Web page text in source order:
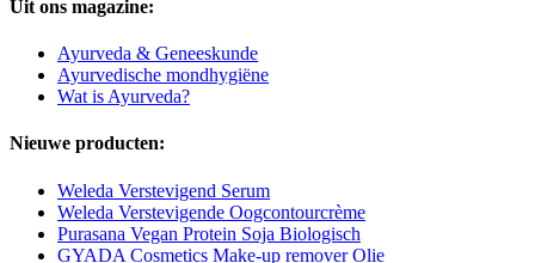
Uit ons magazine:
Ayurveda & Geneeskunde
Ayurvedische mondhygiëne
Wat is Ayurveda?
Nieuwe producten:
Weleda Verstevigend Serum
Weleda Verstevigende Oogcontourcrème
Purasana Vegan Protein Soja Biologisch
GYADA Cosmetics Make-up remover Olie